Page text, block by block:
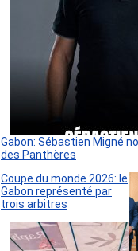
Gabon: Sébastien Migné
des Panthères
Coupe du monde 2026: le
Gabon représenté par
trois arbitres